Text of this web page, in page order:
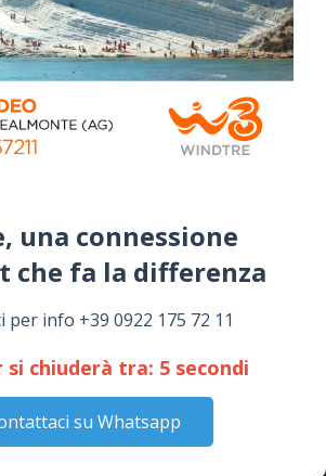
una connessione
che fa la differenza​
per info +39 0922 175 72 11
si chiuderà tra: 4 secondi
su Whatsapp
2026
concerto del 1° Maggio 2026 in
Umberto I: arrivano I Cugini di
14, 2026
16, 2026